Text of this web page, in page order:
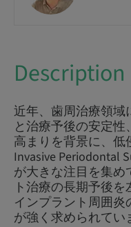
Description
近年、歯周治療領
と治療予後の安定
高まりを背景に、低
Invasive Periodontal
が大きな注目を集
ト治療の長期予後を
インプラント周囲
が強く求められてい